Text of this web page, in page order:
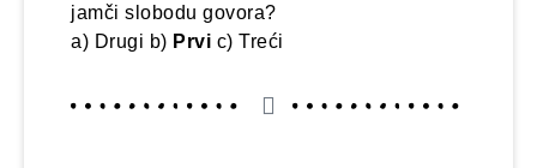
jamči slobodu govora?
a) Drugi b) Prvi c) Treći